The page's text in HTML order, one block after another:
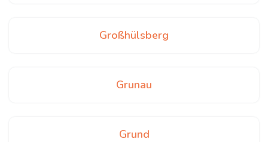
Großhülsberg
Grunau
Grund